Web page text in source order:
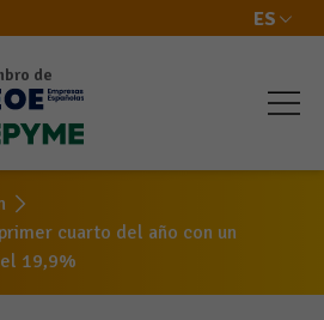
ES
de
cuarto del año con un
19,9%